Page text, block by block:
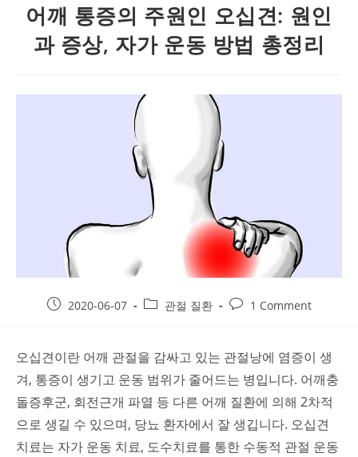
어깨 통증의 주원인 오십견: 원인
과 증상, 자가 운동 방법 총정리
Post 2020-06-07
Post 관절 질환
Post 1 Comment
오십견이란 어깨 관절을 감싸고 있는 관절낭에 염증이 생
겨, 통증이 생기고 운동 범위가 줄어드는 병입니다. 어깨충
돌증후군, 회전근개 파열 등 다른 어깨 질환에 의해 2차적
으로 생길 수 있으며, 당뇨 환자에서 잘 생깁니다. 오십견
치료는 자가 운동 치료, 도수치료를 통한 수동적 관절 운동